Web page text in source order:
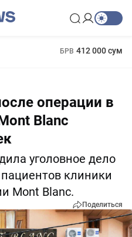
БРВ 412 000 сум
операции в
Blanc
уголовное дело
клиники
Mont Blanc.
Поделиться